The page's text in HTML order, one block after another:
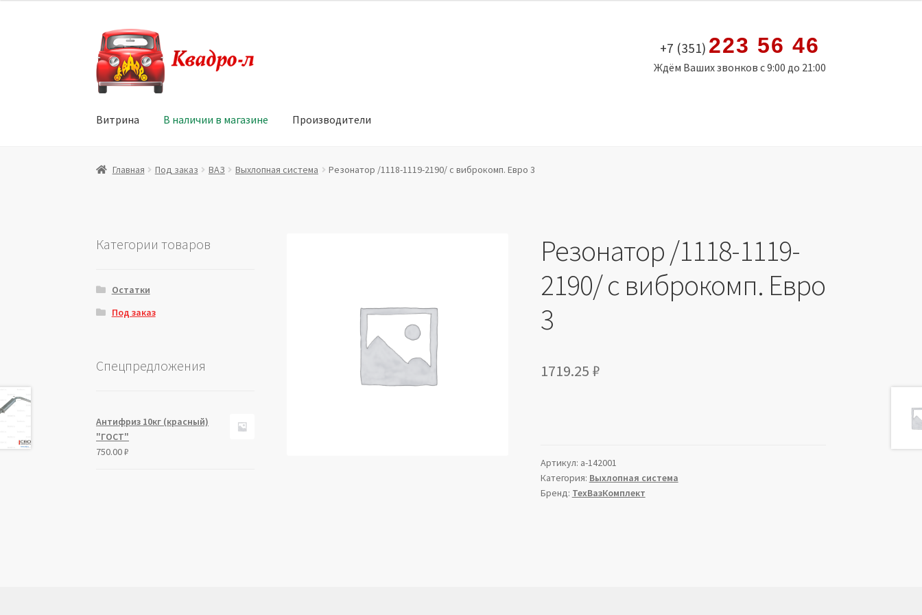
Перейти
к
навигации
Перейти
к
содержимому
+7 (351) 223 56 46
Ждём Ваших звонков с 9:00 до 21:00
Витрина В наличии в магазине Производители
Главная Витрина Мой аккаунт Политика в отношении обработки персональных данных Производители
Главная Под заказ ВАЗ Выхлопная система Резонатор /1118-1119-2190/ с виброкомп. Евро 3
Резонатор /1118-1119-
2190/ с виброкомп. Евро
3
1719.25 ₽
Артикул: a-142001
Категория: Выхлопная система
Бренд: ТехВазКомплект
Категории товаров
Остатки
Под заказ
Спецпредложения
Антифриз 10кг (красный)
"ГОСТ"
750.00₽